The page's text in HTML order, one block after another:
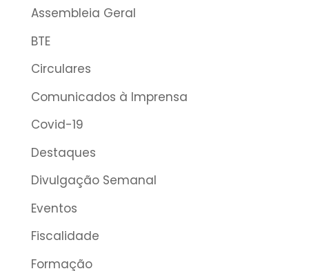
Assembleia Geral
BTE
Circulares
Comunicados à Imprensa
Covid-19
Destaques
Divulgação Semanal
Eventos
Fiscalidade
Formação